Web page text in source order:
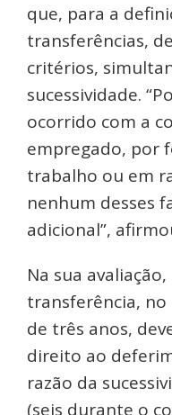
que, para a
transferências,
critérios,
sucessividade.
ocorrido com a
empregado, por
trabalho ou em
nenhum desses
adicional”,
Na sua
transferência,
de três anos,
direito ao
razão da
(seis durante o